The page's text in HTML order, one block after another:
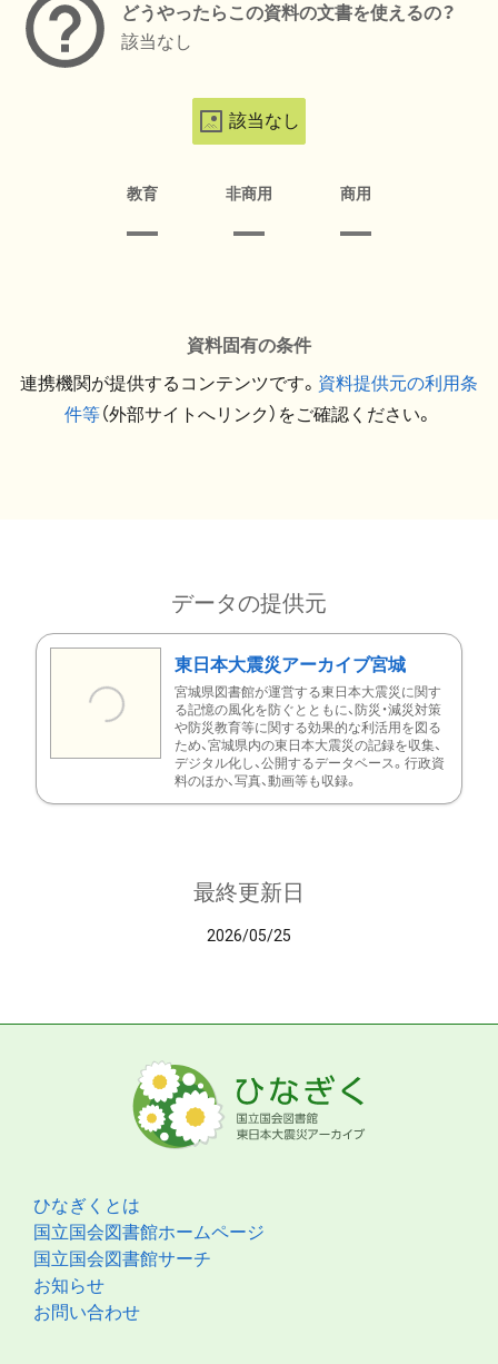
どうやったらこの資料の文書を使えるの？
該当なし
該当なし
教育 非商用 商用
資料固有の条件
連携機関が提供するコンテンツです。 資料提供元の利用条
件等（外部サイトへリンク）をご確認ください。
データの提供元
東日本大震災アーカイブ宮城
宮城県図書館が運営する東日本大震災に関す
る記憶の風化を防ぐとともに、防災・減災対策
や防災教育等に関する効果的な利活用を図る
ため、宮城県内の東日本大震災の記録を収集、
デジタル化し、公開するデータベース。行政資
料のほか、写真、動画等も収録。
最終更新日
2026/05/25
ひなぎくとは
国立国会図書館ホームページ
国立国会図書館サーチ
お知らせ
お問い合わせ